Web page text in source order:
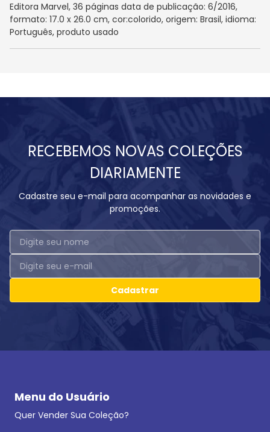
Editora Marvel, 36 páginas data de publicação: 6/2016,
formato: 17.0 x 26.0 cm, cor:colorido, origem: Brasil, idioma:
Português, produto usado
RECEBEMOS NOVAS COLEÇÕES
DIARIAMENTE
Cadastre seu e-mail para acompanhar as novidades e
promoções.
Cadastrar
Menu do Usuário
Quer Vender Sua Coleção?